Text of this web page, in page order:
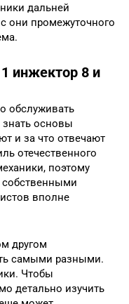
дальней
они промежуточного
инжектор 8 и
обслуживать
знать основы
и за что отвечают
отечественного
поэтому
собственными
вполне
другом
самыми разными.
Чтобы
детально изучить